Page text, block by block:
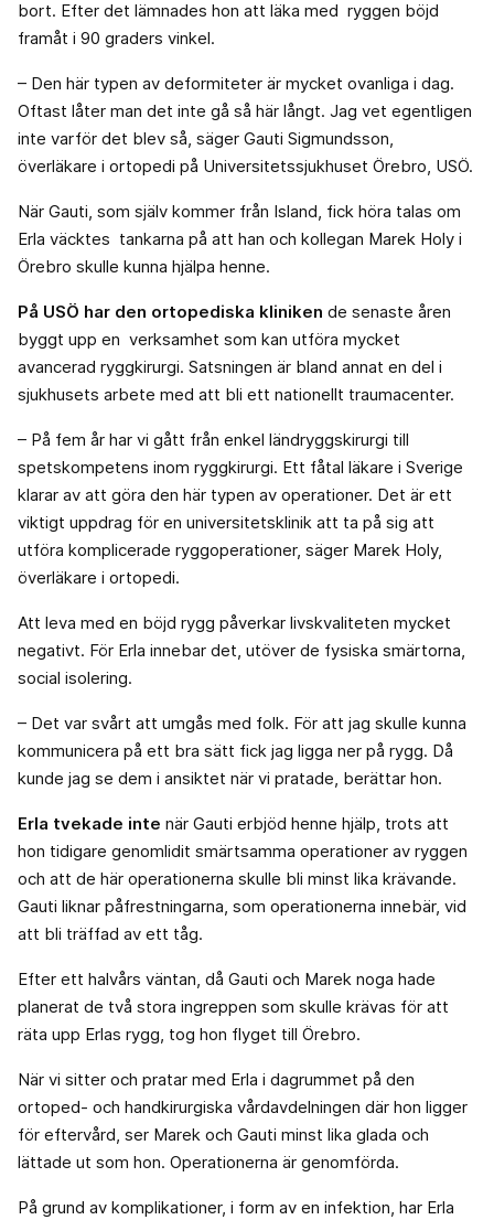
bort. Efter det lämnades hon att läka med ryggen böjd
framåt i 90 graders vinkel.
– Den här typen av deformiteter är mycket ovanliga i dag.
Oftast låter man det inte gå så här långt. Jag vet egentligen
inte varför det blev så, säger Gauti Sigmundsson,
överläkare i ortopedi på Universitetssjukhuset Örebro, USÖ.
När Gauti, som själv kommer från Island, fick höra talas om
Erla väcktes tankarna på att han och kollegan Marek Holy i
Örebro skulle kunna hjälpa henne.
På USÖ har den ortopediska kliniken de senaste åren
byggt upp en verksamhet som kan utföra mycket
avancerad ryggkirurgi. Satsningen är bland annat en del i
sjukhusets arbete med att bli ett nationellt traumacenter.
– På fem år har vi gått från enkel ländryggskirurgi till
spetskompetens inom ryggkirurgi. Ett fåtal läkare i Sverige
klarar av att göra den här typen av operationer. Det är ett
viktigt uppdrag för en universitetsklinik att ta på sig att
utföra komplicerade ryggoperationer, säger Marek Holy,
överläkare i ortopedi.
Att leva med en böjd rygg påverkar livskvaliteten mycket
negativt. För Erla innebar det, utöver de fysiska smärtorna,
social isolering.
– Det var svårt att umgås med folk. För att jag skulle kunna
kommunicera på ett bra sätt fick jag ligga ner på rygg. Då
kunde jag se dem i ansiktet när vi pratade, berättar hon.
Erla tvekade inte när Gauti erbjöd henne hjälp, trots att
hon tidigare genomlidit smärtsamma operationer av ryggen
och att de här operationerna skulle bli minst lika krävande.
Gauti liknar påfrestningarna, som operationerna innebär, vid
att bli träffad av ett tåg.
Efter ett halvårs väntan, då Gauti och Marek noga hade
planerat de två stora ingreppen som skulle krävas för att
räta upp Erlas rygg, tog hon flyget till Örebro.
När vi sitter och pratar med Erla i dagrummet på den
ortoped- och handkirurgiska vårdavdelningen där hon ligger
för eftervård, ser Marek och Gauti minst lika glada och
lättade ut som hon. Operationerna är genomförda.
På grund av komplikationer, i form av en infektion, har Erla